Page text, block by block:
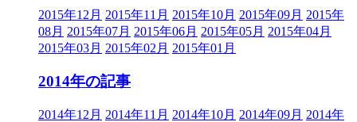
2015年12月 2015年11月 2015年10月 2015年09月 2015年
08月 2015年07月 2015年06月 2015年05月 2015年04月
2015年03月 2015年02月 2015年01月
2014年の記事
2014年12月 2014年11月 2014年10月 2014年09月 2014年